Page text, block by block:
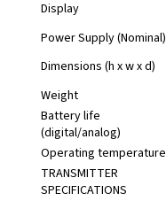
Display
Power Supply (Nominal)
Dimensions (h x w x d)
Weight
Battery life
(digital/analog)
Operating temperature
TRANSMITTER
SPECIFICATIONS